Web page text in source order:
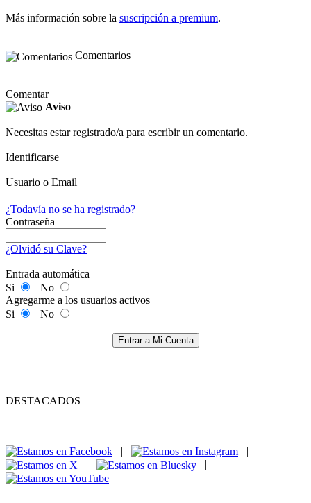
Más información sobre la suscripción a premium.
Comentarios
Comentar
Aviso
Necesitas estar registrado/a para escribir un comentario.
Identificarse
Usuario o Email
¿Todavía no se ha registrado?
Contraseña
¿Olvidó su Clave?
Entrada automática
Si
No
Agregarme a los usuarios activos
Si
No
Entrar a Mi Cuenta
DESTACADOS
|
|
|
|